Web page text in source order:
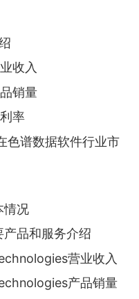
收入
销量
率
色谱数据软件行业市
情况
品和服务介绍
营业收入
产品销量